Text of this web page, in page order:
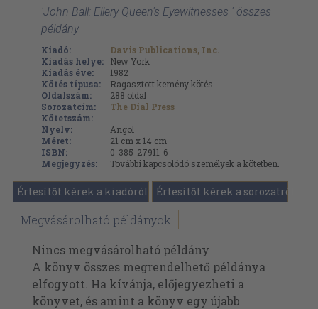
'John Ball: Ellery Queen's Eyewitnesses ' összes
példány
Kiadó:
Davis Publications, Inc.
Kiadás helye:
New York
Kiadás éve:
1982
Kötés típusa:
Ragasztott kemény kötés
Oldalszám:
288 oldal
Sorozatcím:
The Dial Press
Kötetszám:
Nyelv:
Angol
Méret:
21 cm x 14 cm
ISBN:
0-385-27911-6
Megjegyzés:
További kapcsolódó személyek a kötetben.
Értesítőt kérek a kiadóról Értesítőt kérek a sorozatról
Megvásárolható példányok
Nincs megvásárolható példány
A könyv összes megrendelhető példánya
elfogyott. Ha kívánja, előjegyezheti a
könyvet, és amint a könyv egy újabb